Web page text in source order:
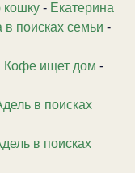
- Екатерина
поисках семьи -
Кофе ищет дом -
в поисках
в поисках